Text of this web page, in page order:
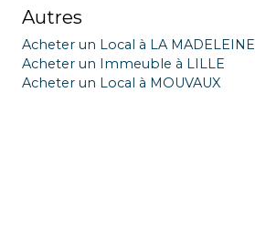
Autres
Acheter un Local à LA MADELEINE
Acheter un Immeuble à LILLE
Acheter un Local à MOUVAUX